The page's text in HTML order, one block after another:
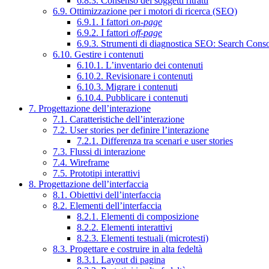
6.9. Ottimizzazione per i motori di ricerca (SEO)
6.9.1. I fattori on-page
6.9.2. I fattori off-page
6.9.3. Strumenti di diagnostica SEO: Search
6.10. Gestire i contenuti
6.10.1. L’inventario dei contenuti
6.10.2. Revisionare i contenuti
6.10.3. Migrare i contenuti
6.10.4. Pubblicare i contenuti
7. Progettazione dell’interazione
7.1. Caratteristiche dell’interazione
7.2. User stories per definire l’interazione
7.2.1. Differenza tra scenari e user stories
7.3. Flussi di interazione
7.4. Wireframe
7.5. Prototipi interattivi
8. Progettazione dell’interfaccia
8.1. Obiettivi dell’interfaccia
8.2. Elementi dell’interfaccia
8.2.1. Elementi di composizione
8.2.2. Elementi interattivi
8.2.3. Elementi testuali (microtesti)
8.3. Progettare e costruire in alta fedeltà
8.3.1. Layout di pagina